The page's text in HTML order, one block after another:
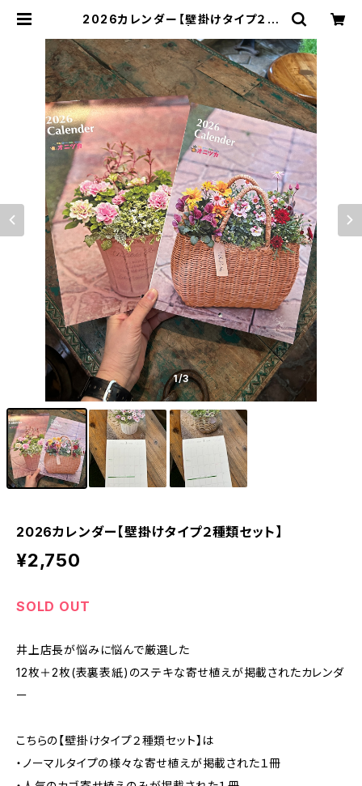
2026カレンダー【壁掛けタイプ２種
1/3
2026カレンダー【壁掛けタイプ２種類セット】
¥2,750
SOLD OUT
井上店長が悩みに悩んで厳選した
12枚＋2枚(表裏表紙)のステキな寄せ植えが掲載されたカレンダ
ー
こちらの【壁掛けタイプ２種類セット】は
・ノーマルタイプの様々な寄せ植えが掲載された１冊